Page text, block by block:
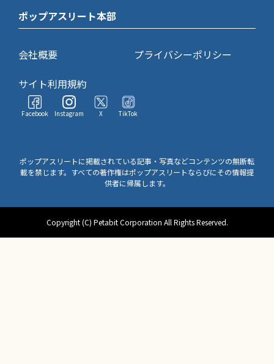
ポップアスリート本部
会社概要
プライバシーポリシー
サイト利用規約
Facebook Instagram X TikTok
ポップアスリートに掲載されている記事・写真などコンテンツの無断転
載を禁じます。すべての著作権はポップアスリートならびにその情報提
供者に帰属します。
Copyright (C) Petabit Corporation All Rights Reserved.